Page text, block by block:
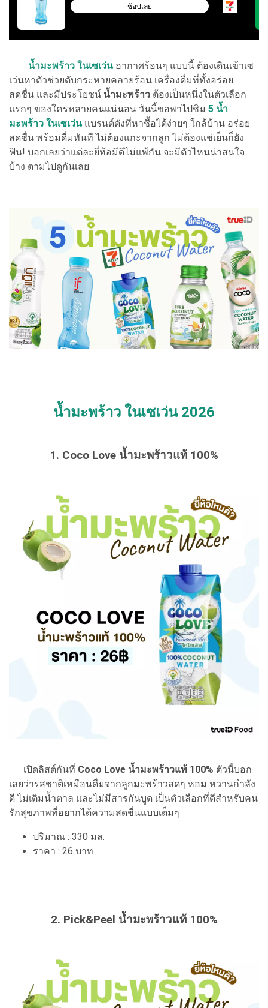
น้ำมะพร้าว ในเซเว่น อากาศร้อนๆ แบบนี้ ต้องเดินเข้าเซ
เว่นหาตัวช่วยดับกระหายคลายร้อน เครื่องดื่มที่ทั้งอร่อย
สดชื่น และมีประโยชน์ น้ำมะพร้าว ต้องเป็นหนึ่งในตัวเลือก
แรกๆ ของใครหลายคนแน่นอน วันนี้ขอพาไปชิม 5 น้ำ
มะพร้าว ในเซเว่น แบรนด์ดังที่หาซื้อได้ง่ายๆ ใกล้บ้าน อร่อย
สดชื่น พร้อมดื่มทันที ไม่ต้องแกะจากลูก ไม่ต้องแช่เย็นก็ยัง
ฟิน! บอกเลยว่าแต่ละยี่ห้อมีดีไม่แพ้กัน จะมีตัวไหนน่าสนใจ
บ้าง ตามไปดูกันเลย
น้ำมะพร้าว ในเซเว่น 2026
1. Coco Love น้ำมะพร้าวแท้ 100%
เปิดลิสต์กันที่ Coco Love น้ำมะพร้าวแท้ 100% ตัวนี้บอก
เลยว่ารสชาติเหมือนดื่มจากลูกมะพร้าวสดๆ หอม หวานกำลัง
ดี ไม่เติมน้ำตาล และไม่มีสารกันบูด เป็นตัวเลือกที่ดีสำหรับคน
รักสุขภาพที่อยากได้ความสดชื่นแบบเต็มๆ
ปริมาณ : 330 มล.
ราคา : 26 บาท
2. Pick&Peel น้ำมะพร้าวแท้ 100%